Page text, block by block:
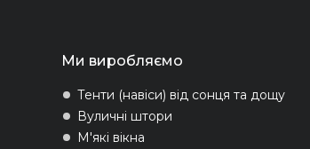
Ми виробляємо
Тенти (навіси) від сонця та дощу
Вуличні штори
М'які вікна